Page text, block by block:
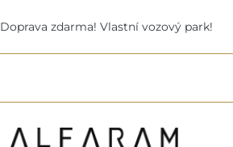
Doprava zdarma! Vlastní vozový park!